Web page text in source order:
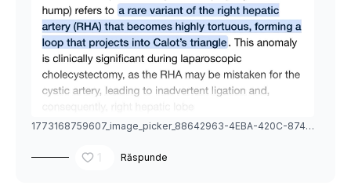
1773168759607_image_picker_88642963-4EBA-420C-8740-D9A967AD99D5-10085-00000394941966A4.1773168759.jpg
1 Răspunde